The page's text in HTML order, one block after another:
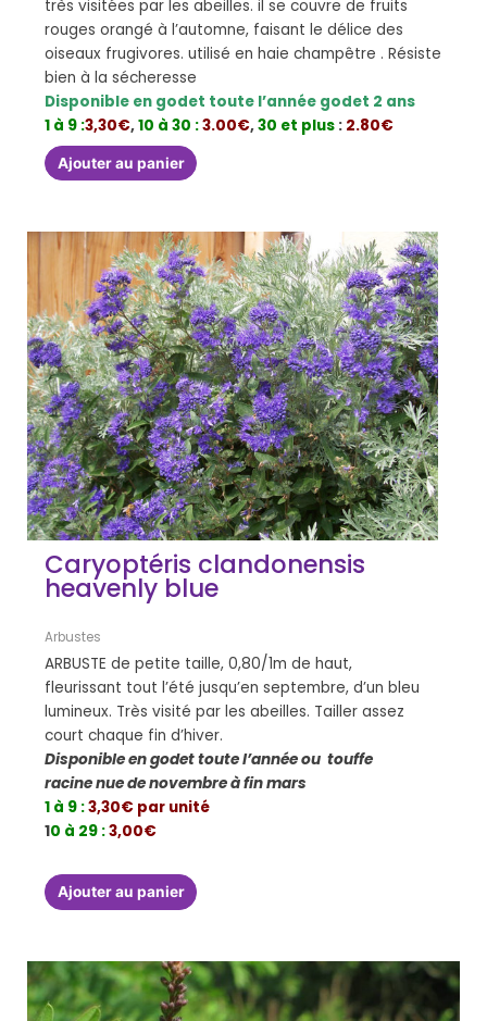
très visitées par les abeilles. il se couvre de fruits
rouges orangé à l’automne, faisant le délice des
oiseaux frugivores. utilisé en haie champêtre . Résiste
bien à la sécheresse
Disponible en godet toute l’année godet 2 ans
1 à 9 :3,30€,10 à 30 :3.00€,30 et plus : 2.80€
Ajouter au panier
Caryoptéris clandonensis
heavenly blue
Arbustes
ARBUSTE de petite taille, 0,80/1m de haut,
fleurissant tout l’été jusqu’en septembre, d’un bleu
lumineux. Très visité par les abeilles. Tailler assez
court chaque fin d’hiver.
Disponible en godet toute l’année ou touffe
racine nue de novembre à fin mars
1 à 9 :3,30€ par unité
10 à 29 :3,00€
Ajouter au panier